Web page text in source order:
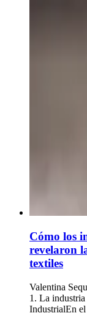
Cómo los
revelaron
textiles
Valentina
1. La
IndustrialEn